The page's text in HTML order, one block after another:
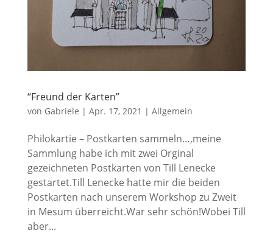
“Freund der Karten”
von Gabriele | Apr. 17, 2021 | Allgemein
Philokartie – Postkarten sammeln…,meine
Sammlung habe ich mit zwei Orginal
gezeichneten Postkarten von Till Lenecke
gestartet.Till Lenecke hatte mir die beiden
Postkarten nach unserem Workshop zu Zweit
in Mesum überreicht.War sehr schön!Wobei Till
aber...